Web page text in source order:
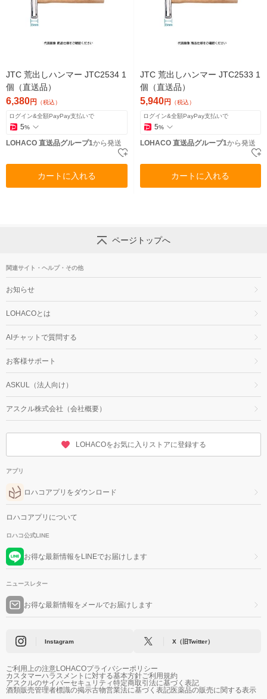
JTC 荒出しハンマー JTC2534 1
個（直送品）
6,380円 （税込）
ログイン&全額PayPay支払いで
5%
LOHACO 直送品グループ1から発送
カートに入れる
JTC 荒出しハンマー JTC2533 1
個（直送品）
5,940円 （税込）
ログイン&全額PayPay支払いで
5%
LOHACO 直送品グループ1から発送
カートに入れる
ページトップへ
関連サイト・ヘルプ・その他
お知らせ
LOHACOとは
AIチャットで質問する
お客様サポート
ASKUL（法人向け）
アスクル株式会社（会社概要）
LOHACOをお気に入りストアに登録する
アプリ
ロハコアプリをダウンロード
ロハコアプリについて
ロハコ公式LINE
お得な最新情報をLINEでお届けします
ニュースレター
お得な最新情報をメールでお届けします
Instagram X（旧Twitter）
ご利用上の注意LOHACOプライバシーポリシー
カスタマーハラスメントに対する基本方針ご利用規約
アスクルのサイバーセキュリティ特定商取引法に基づく表記
酒類販売管理者標識の掲示古物営業法に基づく表記医薬品の販売に関する表示